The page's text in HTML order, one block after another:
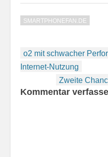
SMARTPHONEFAN.DE
o2 mit schwacher
Internet-Nutzung
Zweite
Kommentar